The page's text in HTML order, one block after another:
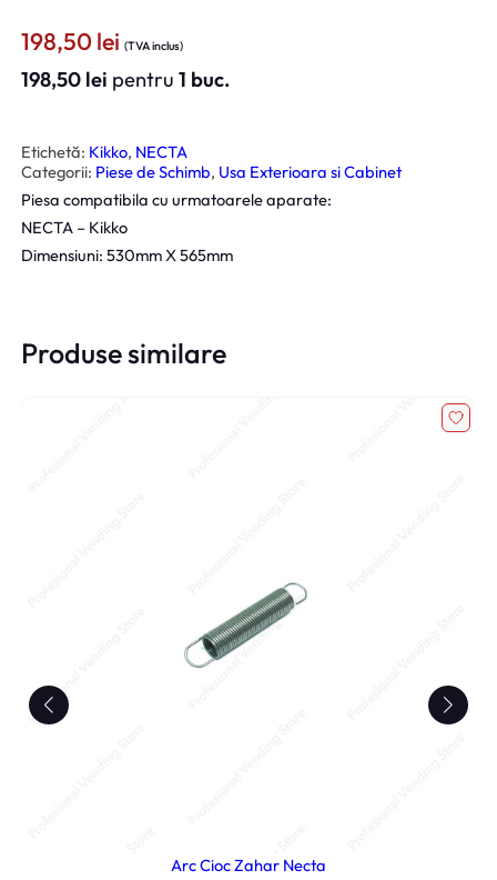
198,50lei (TVA inclus)
198,50 lei pentru1 buc.
Etichetă: Kikko, NECTA
Categorii: Piese de Schimb, Usa Exterioara si Cabinet
Piesa compatibila cu urmatoarele aparate:
NECTA – Kikko
Dimensiuni: 530mm X 565mm
Produse similare
Arc Cioc Zahar Necta